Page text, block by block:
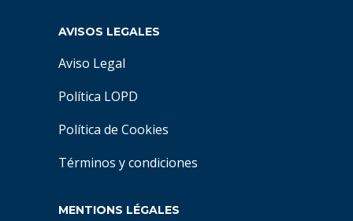
AVISOS LEGALES
Aviso Legal
Política LOPD
Política de Cookies
Términos y condiciones
MENTIONS LÉGALES